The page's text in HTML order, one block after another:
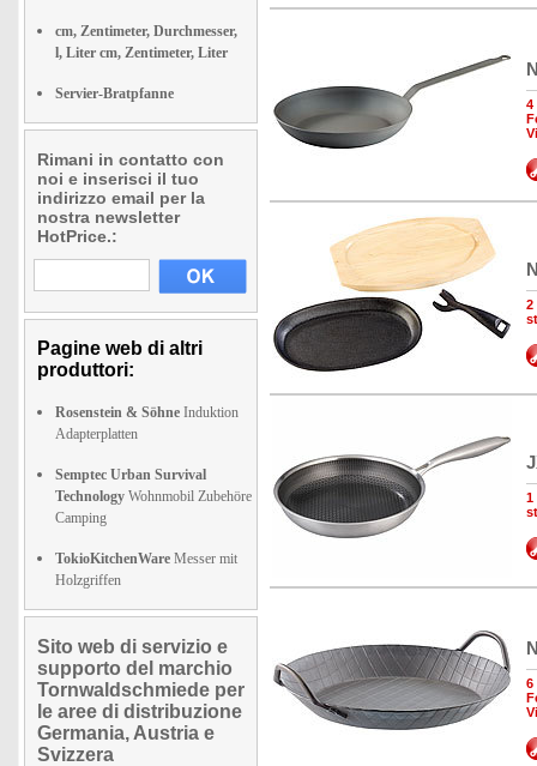
cm, Zentimeter, Durchmesser,
l, Liter cm, Zentimeter, Liter
Servier-Bratpfanne
Rimani in contatto con
noi e inserisci il tuo
indirizzo email per la
nostra newsletter
HotPrice.:
Pagine web di altri
produttori:
Rosenstein & Söhne Induktion
Adapterplatten
Semptec Urban Survival
Technology Wohnmobil Zubehöre
Camping
TokioKitchenWare Messer mit
Holzgriffen
Sito web di servizio e
supporto del marchio
Tornwaldschmiede per
le aree di distribuzione
Germania, Austria e
Svizzera
4
2
1
6